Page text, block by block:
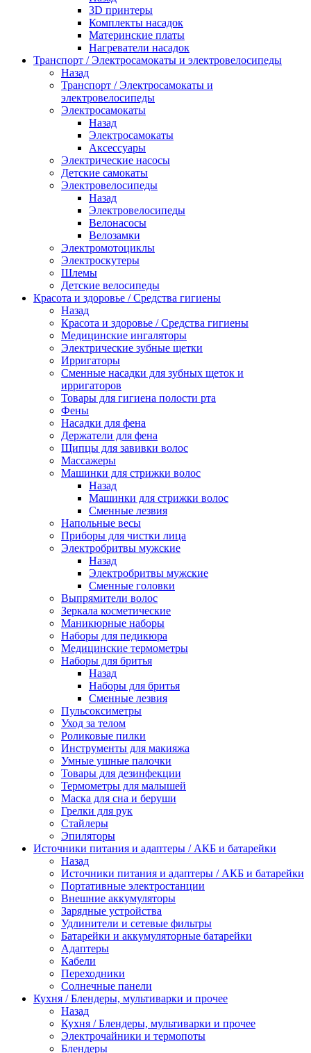
3D принтеры
Комплекты насадок
Материнские платы
Нагреватели насадок
Транспорт / Электросамокаты и электровелосипеды
Назад
Транспорт / Электросамокаты и
электровелосипеды
Электросамокаты
Назад
Электросамокаты
Аксессуары
Электрические насосы
Детские самокаты
Электровелосипеды
Назад
Электровелосипеды
Велонасосы
Велозамки
Электромотоциклы
Электроскутеры
Шлемы
Детские велосипеды
Красота и здоровье / Средства гигиены
Назад
Красота и здоровье / Средства гигиены
Медицинские ингаляторы
Электрические зубные щетки
Ирригаторы
Сменные насадки для зубных щеток и
ирригаторов
Товары для гигиена полости рта
Фены
Насадки для фена
Держатели для фена
Щипцы для завивки волос
Массажеры
Машинки для стрижки волос
Назад
Машинки для стрижки волос
Сменные лезвия
Напольные весы
Приборы для чистки лица
Электробритвы мужские
Назад
Электробритвы мужские
Сменные головки
Выпрямители волос
Зеркала косметические
Маникюрные наборы
Наборы для педикюра
Медицинские термометры
Наборы для бритья
Назад
Наборы для бритья
Сменные лезвия
Пульсоксиметры
Уход за телом
Роликовые пилки
Инструменты для макияжа
Умные ушные палочки
Товары для дезинфекции
Термометры для малышей
Маска для сна и беруши
Грелки для рук
Стайлеры
Эпиляторы
Источники питания и адаптеры / АКБ и батарейки
Назад
Источники питания и адаптеры / АКБ и батарейки
Портативные электростанции
Внешние аккумуляторы
Зарядные устройства
Удлинители и сетевые фильтры
Батарейки и аккумуляторные батарейки
Адаптеры
Кабели
Переходники
Солнечные панели
Кухня / Блендеры, мультиварки и прочее
Назад
Кухня / Блендеры, мультиварки и прочее
Электрочайники и термопоты
Блендеры